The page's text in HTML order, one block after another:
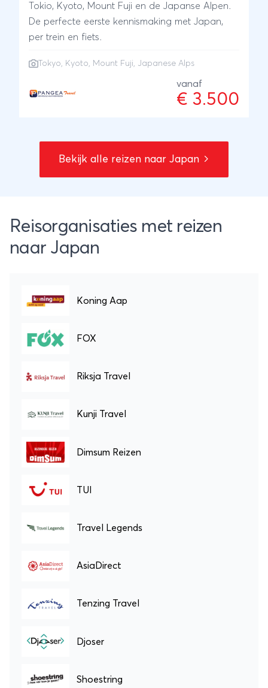
Tokio, Kyoto, Mount Fuji en de Japanse Alpen.
De perfecte eerste kennismaking met Japan,
per trein en fiets.
Tokyo, Kyoto, Mount Fuji, Japanese Alps
vanaf
€ 3.500
Bekijk alle reizen naar Japan
Reisorganisaties met reizen
naar Japan
Koning Aap
FOX
Riksja Travel
Kunji Travel
Dimsum Reizen
TUI
Travel Legends
AsiaDirect
Tenzing Travel
Djoser
Shoestring